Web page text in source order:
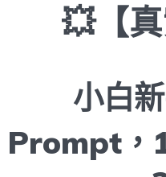
💥【真
小白
Prompt，